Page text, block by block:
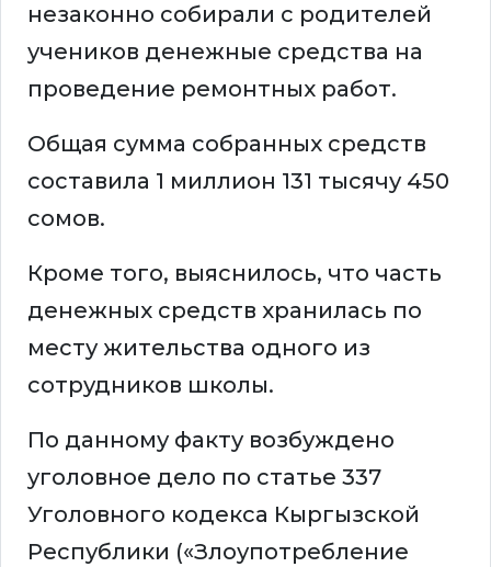
незаконно собирали с родителей
учеников денежные средства на
проведение ремонтных работ.
Общая сумма собранных средств
составила 1 миллион 131 тысячу 450
сомов.
Кроме того, выяснилось, что часть
денежных средств хранилась по
месту жительства одного из
сотрудников школы.
По данному факту возбуждено
уголовное дело по статье 337
Уголовного кодекса Кыргызской
Республики («Злоупотребление